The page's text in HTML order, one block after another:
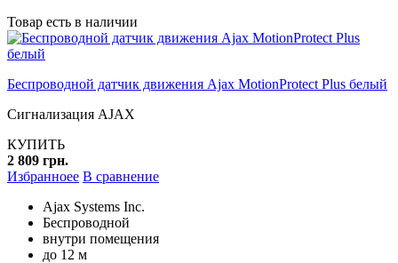
Товар есть в наличии
Беспроводной датчик движения Ajax MotionProtect Plus белый
Сигнализация AJAX
КУПИТЬ
2 809 грн.
Избранноее В сравнение
Ajax Systems Inc.
Беспроводной
внутри помещения
до 12 м